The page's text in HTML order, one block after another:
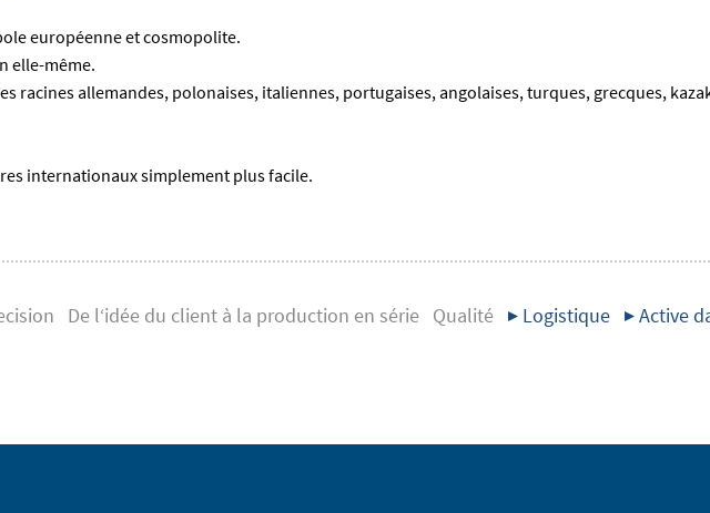
européenne et cosmopolite.
elle-même.
racines allemandes, polonaises, italiennes, portugaises, angolaises, turques, grecques,
internationaux simplement plus facile.
De l‘idée du client à la production en série Qualité ▶ Logistique ▶ Active